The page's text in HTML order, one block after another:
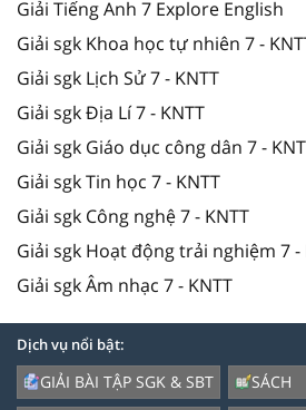
Giải Tiếng Anh 7 Explore English
Giải sgk Khoa học tự nhiên 7 -
Giải sgk Lịch Sử 7 - KNTT
Giải sgk Địa Lí 7 - KNTT
Giải sgk Giáo dục công dân 7 -
Giải sgk Tin học 7 - KNTT
Giải sgk Công nghệ 7 - KNTT
Giải sgk Hoạt động trải nghiệm 7 -
Giải sgk Âm nhạc 7 - KNTT
Dịch vụ nổi bật:
GIẢI BÀI TẬP SGK & SBT
SÁCH